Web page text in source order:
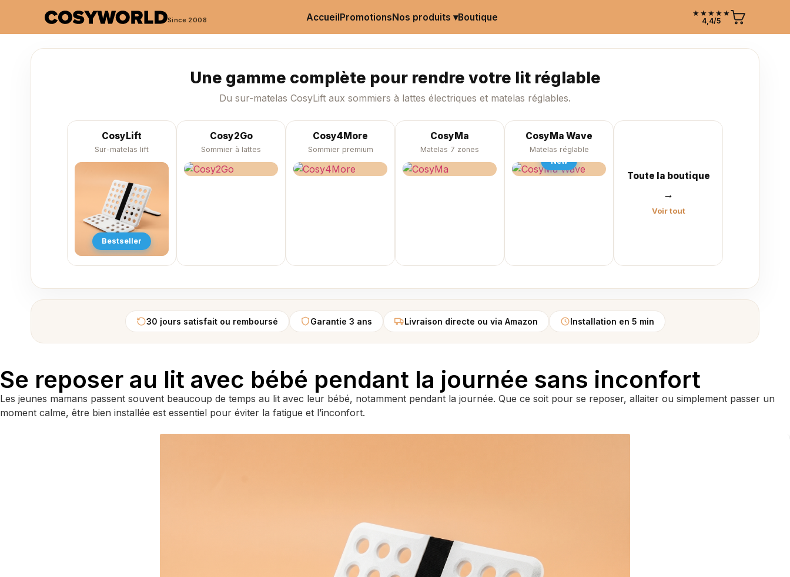
Since 2008 AccueilPromotionsNos produits ▾Boutique ★★★★★
4,4/5
Une gamme complète pour rendre votre lit réglable
Du sur-matelas CosyLift aux sommiers à lattes électriques et matelas réglables.
CosyLift
Sur-matelas lift
Bestseller
Cosy2Go
Sommier à lattes
Cosy4More
Sommier premium
CosyMa
Matelas 7 zones
CosyMa Wave
Matelas réglable
New
Toute la boutique
→
Voir tout
30 jours satisfait ou remboursé Garantie 3 ans Livraison directe ou via Amazon Installation en 5 min
Se reposer au lit avec bébé pendant la journée sans inconfort
Les jeunes mamans passent souvent beaucoup de temps au lit avec leur bébé, notamment pendant la journée. Que ce soit pour se reposer, allaiter ou simplement passer un
moment calme, être bien installée est essentiel pour éviter la fatigue et l’inconfort.